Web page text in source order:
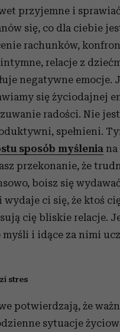
przyjemne i
się, co dla ciebie
rachunków,
relacje z
negatywne emocje.
się życiodajnej
radości. Nie
spełnieni.
sposób myślenia na
przekonanie, że
boisz się wydawać
ci się, że ktoś cię
cię bliskie relacje.
myśli i idące za nimi
stres
potwierdzają, że
sytuacje